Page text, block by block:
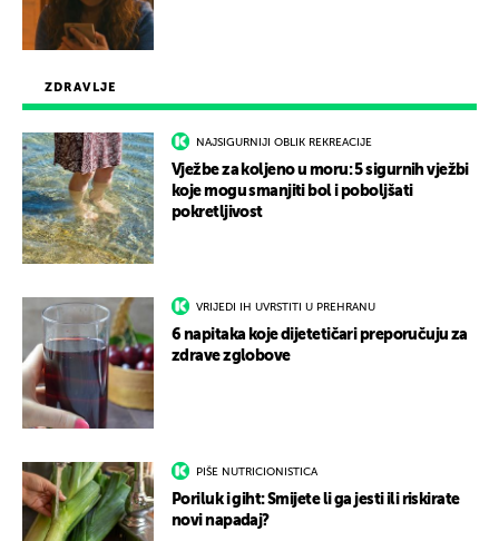
ZDRAVLJE
NAJSIGURNIJI OBLIK REKREACIJE
Vježbe za koljeno u moru: 5 sigurnih vježbi
koje mogu smanjiti bol i poboljšati
pokretljivost
VRIJEDI IH UVRSTITI U PREHRANU
6 napitaka koje dijetetičari preporučuju za
zdrave zglobove
PIŠE NUTRICIONISTICA
Poriluk i giht: Smijete li ga jesti ili riskirate
novi napadaj?